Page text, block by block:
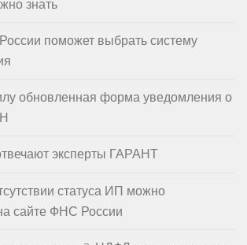
поможет выбрать систему
обновленная форма уведомления о
эксперты ГАРАНТ
статуса ИП можно
сайте ФНС России